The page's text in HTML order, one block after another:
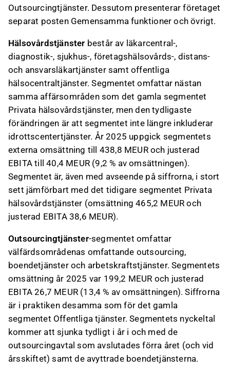
Outsourcingtjänster. Dessutom presenterar företaget
separat posten Gemensamma funktioner och övrigt.
Hälsovårdstjänster består av läkarcentral-,
diagnostik-, sjukhus-, företagshälsovårds-, distans-
och ansvarsläkartjänster samt offentliga
hälsocentraltjänster. Segmentet omfattar nästan
samma affärsområden som det gamla segmentet
Privata hälsovårdstjänster, men den tydligaste
förändringen är att segmentet inte längre inkluderar
idrottscentertjänster. År 2025 uppgick segmentets
externa omsättning till 438,8 MEUR och justerad
EBITA till 40,4 MEUR (9,2 % av omsättningen).
Segmentet är, även med avseende på siffrorna, i stort
sett jämförbart med det tidigare segmentet Privata
hälsovårdstjänster (omsättning 465,2 MEUR och
justerad EBITA 38,6 MEUR).
Outsourcingtjänster-segmentet omfattar
välfärdsområdenas omfattande outsourcing,
boendetjänster och arbetskraftstjänster. Segmentets
omsättning år 2025 var 199,2 MEUR och justerad
EBITA 26,7 MEUR (13,4 % av omsättningen). Siffrorna
är i praktiken desamma som för det gamla
segmentet Offentliga tjänster. Segmentets nyckeltal
kommer att sjunka tydligt i år i och med de
outsourcingavtal som avslutades förra året (och vid
årsskiftet) samt de avyttrade boendetjänsterna.